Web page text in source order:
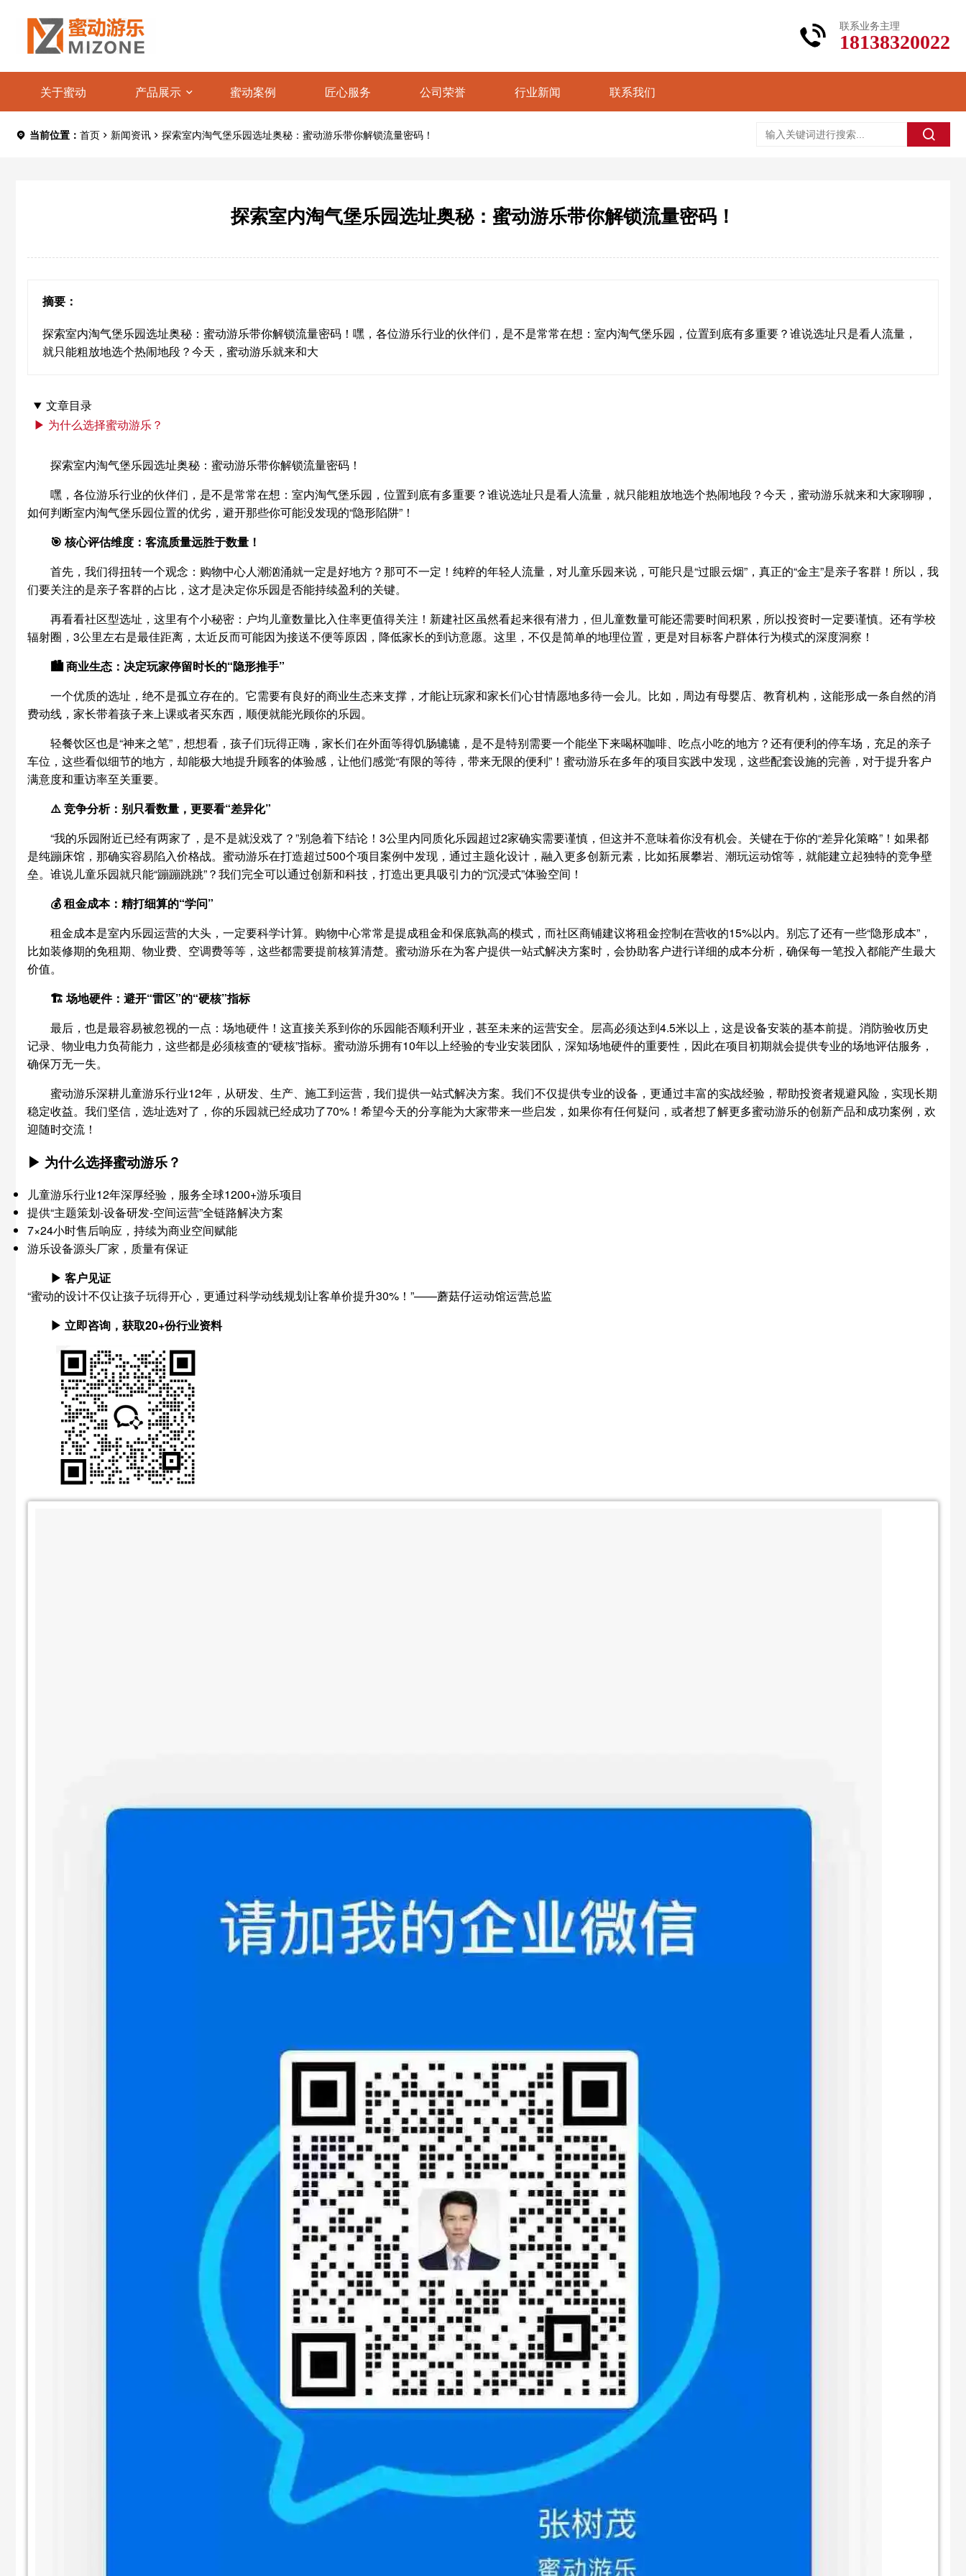
联系业务主理
18138320022
关于蜜动 产品展示 蜜动案例 匠心服务 公司荣誉 行业新闻 联系我们
当前位置： 首页 新闻资讯 探索室内淘气堡乐园选址奥秘：蜜动游乐带你解锁流量密码！
探索室内淘气堡乐园选址奥秘：蜜动游乐带你解锁流量密码！
摘要：
探索室内淘气堡乐园选址奥秘：蜜动游乐带你解锁流量密码！嘿，各位游乐行业的伙伴们，是不是常常在想：室内淘气堡乐园，位置到底有多重要？谁说选址只是看人流量，
就只能粗放地选个热闹地段？今天，蜜动游乐就来和大
文章目录
▶ 为什么选择蜜动游乐？
探索室内淘气堡乐园选址奥秘：蜜动游乐带你解锁流量密码！
嘿，各位游乐行业的伙伴们，是不是常常在想：室内淘气堡乐园，位置到底有多重要？谁说选址只是看人流量，就只能粗放地选个热闹地段？今天，蜜动游乐就来和大家聊聊，
如何判断室内淘气堡乐园位置的优劣，避开那些你可能没发现的“隐形陷阱”！
🎯 核心评估维度：客流质量远胜于数量！
首先，我们得扭转一个观念：购物中心人潮汹涌就一定是好地方？那可不一定！纯粹的年轻人流量，对儿童乐园来说，可能只是“过眼云烟”，真正的“金主”是亲子客群！所以，我
们要关注的是亲子客群的占比，这才是决定你乐园是否能持续盈利的关键。
再看看社区型选址，这里有个小秘密：户均儿童数量比入住率更值得关注！新建社区虽然看起来很有潜力，但儿童数量可能还需要时间积累，所以投资时一定要谨慎。还有学校
辐射圈，3公里左右是最佳距离，太近反而可能因为接送不便等原因，降低家长的到访意愿。这里，不仅是简单的地理位置，更是对目标客户群体行为模式的深度洞察！
🏙️ 商业生态：决定玩家停留时长的“隐形推手”
一个优质的选址，绝不是孤立存在的。它需要有良好的商业生态来支撑，才能让玩家和家长们心甘情愿地多待一会儿。比如，周边有母婴店、教育机构，这能形成一条自然的消
费动线，家长带着孩子来上课或者买东西，顺便就能光顾你的乐园。
轻餐饮区也是“神来之笔”，想想看，孩子们玩得正嗨，家长们在外面等得饥肠辘辘，是不是特别需要一个能坐下来喝杯咖啡、吃点小吃的地方？还有便利的停车场，充足的亲子
车位，这些看似细节的地方，却能极大地提升顾客的体验感，让他们感觉“有限的等待，带来无限的便利”！蜜动游乐在多年的项目实践中发现，这些配套设施的完善，对于提升客户
满意度和重访率至关重要。
⚠️ 竞争分析：别只看数量，更要看“差异化”
“我的乐园附近已经有两家了，是不是就没戏了？”别急着下结论！3公里内同质化乐园超过2家确实需要谨慎，但这并不意味着你没有机会。关键在于你的“差异化策略”！如果都
是纯蹦床馆，那确实容易陷入价格战。蜜动游乐在打造超过500个项目案例中发现，通过主题化设计，融入更多创新元素，比如拓展攀岩、潮玩运动馆等，就能建立起独特的竞争壁
垒。谁说儿童乐园就只能“蹦蹦跳跳”？我们完全可以通过创新和科技，打造出更具吸引力的“沉浸式”体验空间！
💰 租金成本：精打细算的“学问”
租金成本是室内乐园运营的大头，一定要科学计算。购物中心常常是提成租金和保底孰高的模式，而社区商铺建议将租金控制在营收的15%以内。别忘了还有一些“隐形成本”，
比如装修期的免租期、物业费、空调费等等，这些都需要提前核算清楚。蜜动游乐在为客户提供一站式解决方案时，会协助客户进行详细的成本分析，确保每一笔投入都能产生最大
价值。
🏗️ 场地硬件：避开“雷区”的“硬核”指标
最后，也是最容易被忽视的一点：场地硬件！这直接关系到你的乐园能否顺利开业，甚至未来的运营安全。层高必须达到4.5米以上，这是设备安装的基本前提。消防验收历史
记录、物业电力负荷能力，这些都是必须核查的“硬核”指标。蜜动游乐拥有10年以上经验的专业安装团队，深知场地硬件的重要性，因此在项目初期就会提供专业的场地评估服务，
确保万无一失。
蜜动游乐深耕儿童游乐行业12年，从研发、生产、施工到运营，我们提供一站式解决方案。我们不仅提供专业的设备，更通过丰富的实战经验，帮助投资者规避风险，实现长期
稳定收益。我们坚信，选址选对了，你的乐园就已经成功了70%！希望今天的分享能为大家带来一些启发，如果你有任何疑问，或者想了解更多蜜动游乐的创新产品和成功案例，欢
迎随时交流！
▶ 为什么选择蜜动游乐？
儿童游乐行业12年深厚经验，服务全球1200+游乐项目
提供“主题策划-设备研发-空间运营”全链路解决方案
7×24小时售后响应，持续为商业空间赋能
游乐设备源头厂家，质量有保证
▶ 客户见证
“蜜动的设计不仅让孩子玩得开心，更通过科学动线规划让客单价提升30%！”——蘑菇仔运动馆运营总监
▶ 立即咨询，获取20+份行业资料